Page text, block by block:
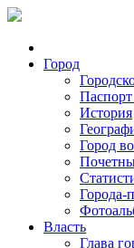
Город
Паспорт
История
Город
Города-
Власть
Глава